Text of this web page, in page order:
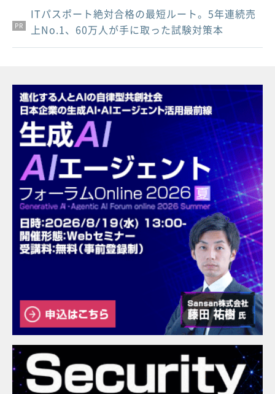
PR
PR
PR
ITパスポート絶対合格の最短ルート。5年連続売
上No.1、60万人が手に取った試験対策本